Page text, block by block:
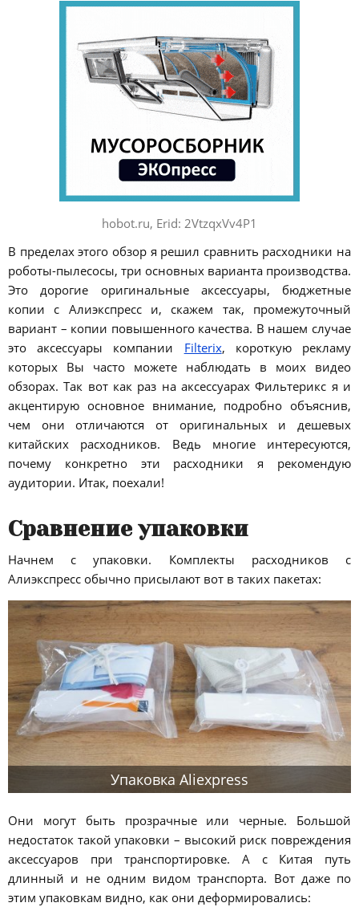
hobot.ru, Erid: 2VtzqxVv4P1
В пределах этого обзор я решил сравнить расходники на
роботы-пылесосы, три основных варианта производства.
Это дорогие оригинальные аксессуары, бюджетные
копии с Алиэкспресс и, скажем так, промежуточный
вариант – копии повышенного качества. В нашем случае
это аксессуары компании Filterix, короткую рекламу
которых Вы часто можете наблюдать в моих видео
обзорах. Так вот как раз на аксессуарах Фильтерикс я и
акцентирую основное внимание, подробно объяснив,
чем они отличаются от оригинальных и дешевых
китайских расходников. Ведь многие интересуются,
почему конкретно эти расходники я рекомендую
аудитории. Итак, поехали!
Сравнение упаковки
Начнем с упаковки. Комплекты расходников с
Алиэкспресс обычно присылают вот в таких пакетах:
Упаковка Aliexpress
Они могут быть прозрачные или черные. Большой
недостаток такой упаковки – высокий риск повреждения
аксессуаров при транспортировке. А с Китая путь
длинный и не одним видом транспорта. Вот даже по
этим упаковкам видно, как они деформировались: